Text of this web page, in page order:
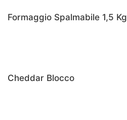
Formaggio Spalmabile 1,5 Kg
Cheddar Blocco